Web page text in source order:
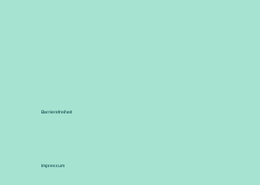
Impressum
Barrierefreiheit